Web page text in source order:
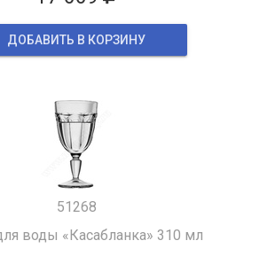
ДОБАВИТЬ В КОРЗИНУ
51268
воды «Касабланка» 310 мл